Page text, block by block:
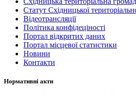
Статут Східницької
Відеотрансляції
Політика конфідеціності
Портал відкритих даних
Портал місцевої статистики
Новини
Контакти
Нормативні акти